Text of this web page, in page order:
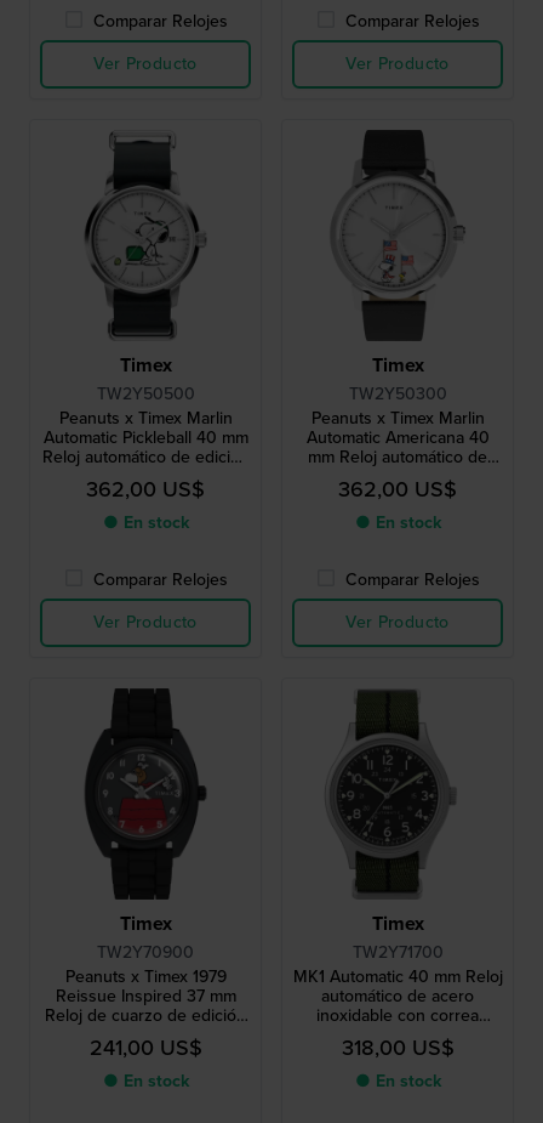
Comparar Relojes
Ver Producto
Comparar Relojes
Ver Producto
Timex
TW2Y50500
Peanuts x Timex Marlin
Automatic Pickleball 40 mm
Reloj automático de edición
especial con esfera de
Snoopy
362,00 US$
● En stock
Comparar Relojes
Ver Producto
Timex
TW2Y50300
Peanuts x Timex Marlin
Automatic Americana 40
mm Reloj automático de
edición especial con esfera
de Snoopy
362,00 US$
● En stock
Comparar Relojes
Ver Producto
Timex
TW2Y70900
Peanuts x Timex 1979
Reissue Inspired 37 mm
Reloj de cuarzo de edición
especial con esfera de
Snoopy
241,00 US$
● En stock
Timex
TW2Y71700
MK1 Automatic 40 mm Reloj
automático de acero
inoxidable con correa
NATO
318,00 US$
● En stock